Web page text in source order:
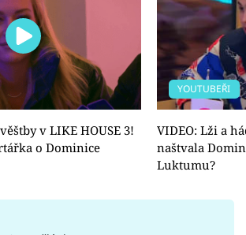
v LIKE HOUSE 3!
o Dominice
YOUTUBEŘI
VIDEO: Lži a
naštvala
Luktumu?